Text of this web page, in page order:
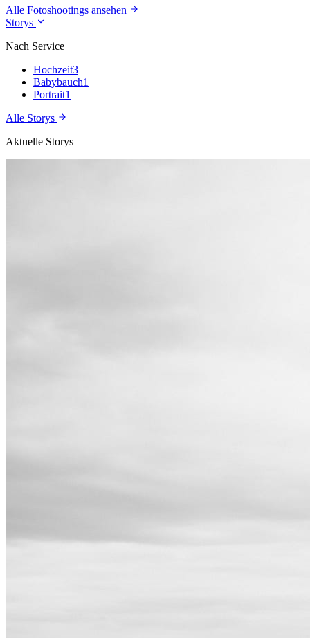
Alle Fotoshootings ansehen
Storys
Nach Service
Hochzeit3
Babybauch1
Portrait1
Alle Storys
Aktuelle Storys